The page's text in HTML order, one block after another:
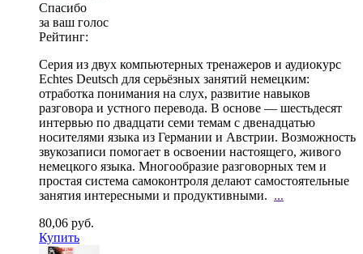
Спасибо
за ваш голос
Рейтинг:
Серия из двух компьютерных тренажеров и аудиокурс
Echtes Deutsch для серьёзных занятий немецким:
отработка понимания на слух, развитие навыков
разговора и устного перевода. В основе — шестьдесят
интервью по двадцати семи темам с двенадцатью
носителями языка из Германии и Австрии. Возможность
звукозаписи помогает в освоении настоящего, живого
немецкого языка. Многообразие разговорных тем и
простая система самоконтроля делают самостоятельные
занятия интересными и продуктивными. ...
80,06 руб.
Купить